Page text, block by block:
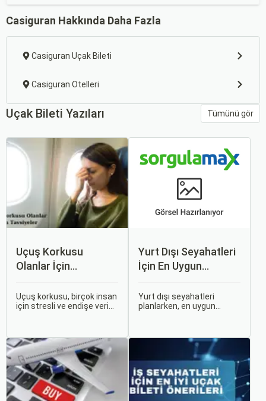
Casiguran Hakkında Daha Fazla
Casiguran Uçak Bileti
Casiguran Otelleri
Uçak Bileti Yazıları Tümünü gör
Uçuş Korkusu
Olanlar İçin
Uçuş korkusu, birçok insan
için stresli ve endişe verici
etmek zorunda olan kişiler
için büyük bir sorun teşkil
edebilir.
Yurt Dışı Seyahatleri
İçin En Uygun
Yurt dışı seyahatleri
planlarken, en uygun
daha keyifli bir tatil
geçirmenizi sağlar. Bu
yazıda, mevsimsel
değişiklikleri, özel tatil
günlerini ve Sorgulamax.